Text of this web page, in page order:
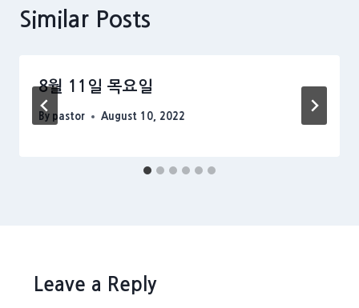
Similar Posts
8월 11일 목요일
By pastor August 10, 2022
Leave a Reply